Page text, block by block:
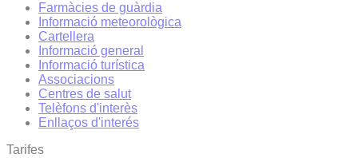
Farmàcies de guàrdia
Informació meteorològica
Cartellera
Informació general
Informació turística
Associacions
Centres de salut
Telèfons d'interès
Enllaços d'interés
Tarifes